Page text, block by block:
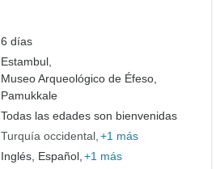
6 días
Estambul,
Museo Arqueológico de Éfeso,
Pamukkale
Todas las edades son bienvenidas
Turquía occidental +1 más
Inglés, Español, +1 más